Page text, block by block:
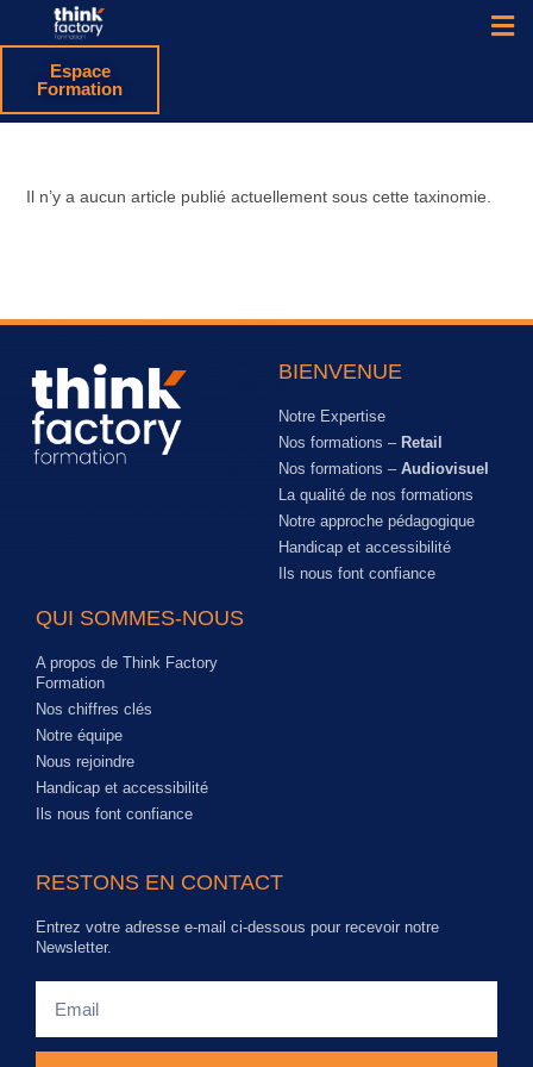
Espace
Formation
Il n’y a aucun article publié actuellement sous cette taxinomie.
BIENVENUE
Notre Expertise
Nos formations – Retail
Nos formations – Audiovisuel
La qualité de nos formations
Notre approche pédagogique
Handicap et accessibilité
Ils nous font confiance
QUI SOMMES-NOUS
A propos de Think Factory
Formation
Nos chiffres clés
Notre équipe
Nous rejoindre
Handicap et accessibilité
Ils nous font confiance
RESTONS EN CONTACT
Entrez votre adresse e-mail ci-dessous pour recevoir notre
Newsletter.